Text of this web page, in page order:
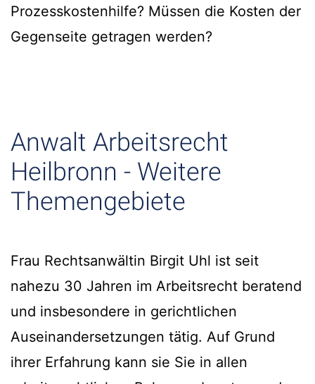
Prozesskostenhilfe? Müssen die Kosten der
Gegenseite getragen werden?
Anwalt Arbeitsrecht
Heilbronn - Weitere
Themengebiete
Frau Rechtsanwältin Birgit Uhl ist seit
nahezu 30 Jahren im Arbeitsrecht beratend
und insbesondere in gerichtlichen
Auseinandersetzungen tätig. Auf Grund
ihrer Erfahrung kann sie Sie in allen